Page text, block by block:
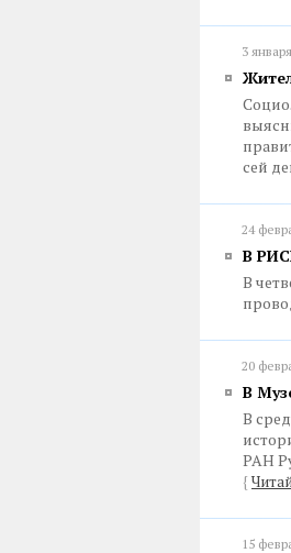
3
сей
24
В
В
20
В
В
РАН
{
15